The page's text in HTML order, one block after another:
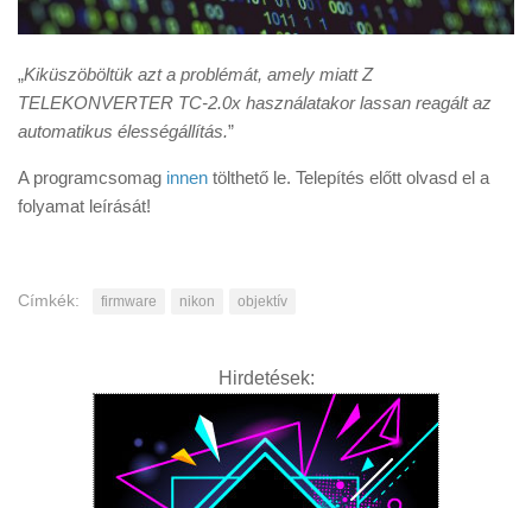
„Kiküszöböltük azt a problémát, amely miatt Z
TELEKONVERTER TC-2.0x használatakor lassan reagált az
automatikus élességállítás.”
A programcsomag innen tölthető le. Telepítés előtt olvasd el a
folyamat leírását!
Címkék: firmware nikon objektív
Hirdetések: